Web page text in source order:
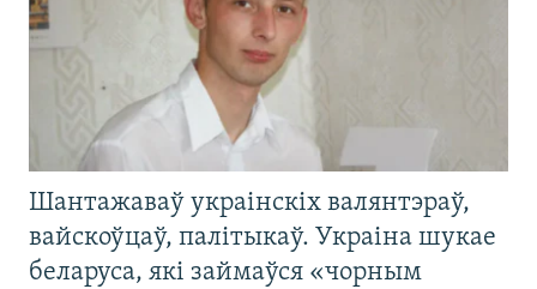
Шантажаваў украінскіх валянтэраў,
вайскоўцаў, палітыкаў. Украіна шукае
беларуса, які займаўся «чорным